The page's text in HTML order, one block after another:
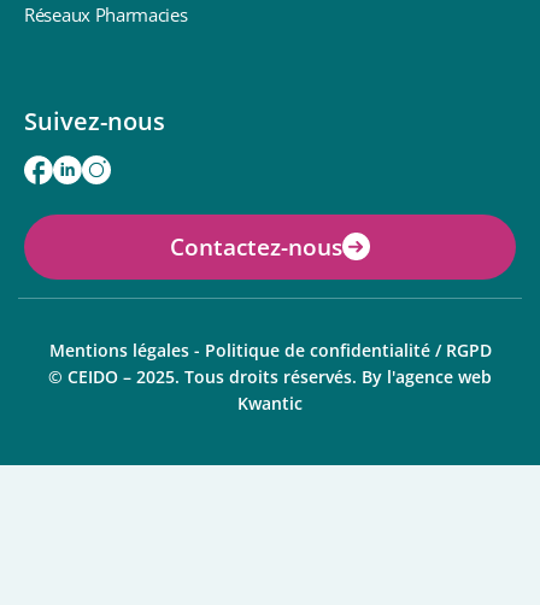
Réseaux Pharmacies
Suivez-nous
Contactez-nous
Mentions légales - Politique de confidentialité / RGPD
© CEIDO – 2025. Tous droits réservés. By l'agence web
Kwantic